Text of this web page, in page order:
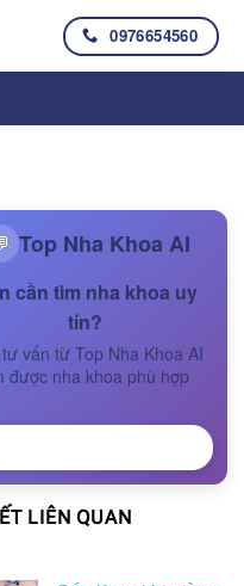
0976654560
Top Nha Khoa AI
cần tìm nha khoa uy
tín?
vấn từ Top Nha Khoa AI
được nha khoa phù hợp
LIÊN QUAN